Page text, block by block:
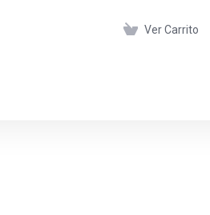
Ver Carrito